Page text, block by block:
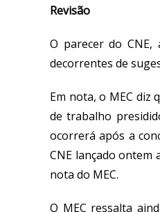
Revisão
O parecer do
decorrentes de
Em nota, o MEC diz
de trabalho
ocorrerá após a
CNE lançado ontem
nota do MEC.
O MEC ressalta